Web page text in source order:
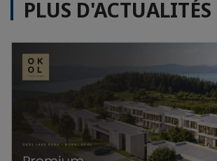
PLUS D'ACTUALITÉS